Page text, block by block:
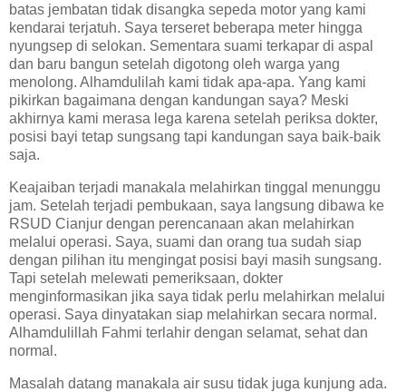
batas jembatan tidak disangka sepeda motor yang kami
kendarai terjatuh. Saya terseret beberapa meter hingga
nyungsep di selokan. Sementara suami terkapar di aspal
dan baru bangun setelah digotong oleh warga yang
menolong. Alhamdulilah kami tidak apa-apa. Yang kami
pikirkan bagaimana dengan kandungan saya? Meski
akhirnya kami merasa lega karena setelah periksa dokter,
posisi bayi tetap sungsang tapi kandungan saya baik-baik
saja.
Keajaiban terjadi manakala melahirkan tinggal menunggu
jam. Setelah terjadi pembukaan, saya langsung dibawa ke
RSUD Cianjur dengan perencanaan akan melahirkan
melalui operasi. Saya, suami dan orang tua sudah siap
dengan pilihan itu mengingat posisi bayi masih sungsang.
Tapi setelah melewati pemeriksaan, dokter
menginformasikan jika saya tidak perlu melahirkan melalui
operasi. Saya dinyatakan siap melahirkan secara normal.
Alhamdulillah Fahmi terlahir dengan selamat, sehat dan
normal.
Masalah datang manakala air susu tidak juga kunjung ada.